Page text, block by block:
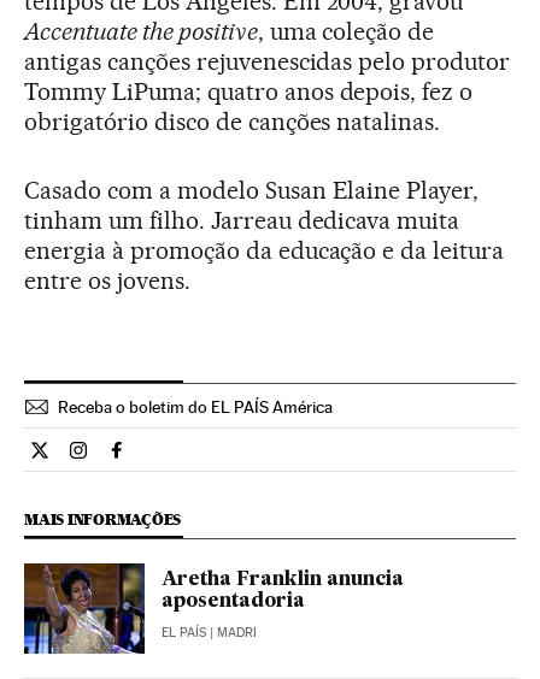
Accentuate the positive, uma coleção de
antigas canções rejuvenescidas pelo produtor
Tommy LiPuma; quatro anos depois, fez o
obrigatório disco de canções natalinas.
Casado com a modelo Susan Elaine Player,
tinham um filho. Jarreau dedicava muita
energia à promoção da educação e da leitura
entre os jovens.
Receba o boletim do EL PAÍS América
Cultura El País Brasil en Twitter
Cultura El País Brasil en Instagram
Cultura El País Brasil en Facebook
MAIS INFORMAÇÕES
Aretha Franklin anuncia
aposentadoria
EL PAÍS | MADRI